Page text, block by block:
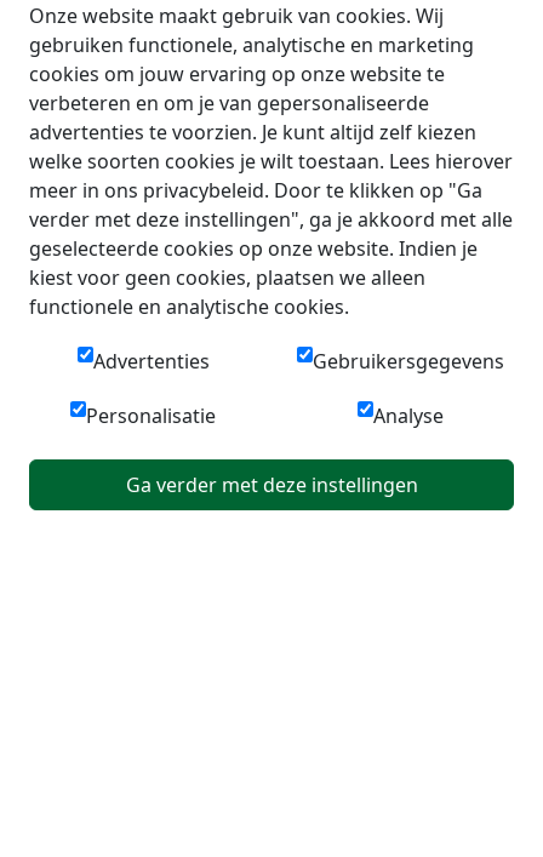
Onze website maakt gebruik van cookies. Wij
gebruiken functionele, analytische en marketing
cookies om jouw ervaring op onze website te
verbeteren en om je van gepersonaliseerde
advertenties te voorzien. Je kunt altijd zelf kiezen
welke soorten cookies je wilt toestaan. Lees hierover
meer in ons privacybeleid. Door te klikken op "Ga
verder met deze instellingen", ga je akkoord met alle
geselecteerde cookies op onze website. Indien je
kiest voor geen cookies, plaatsen we alleen
functionele en analytische cookies.
Advertenties Gebruikersgegevens
Personalisatie Analyse
Ga verder met deze instellingen